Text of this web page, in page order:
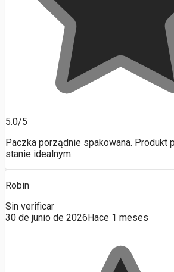
5.0/5
Paczka porządnie spakowana. Produkt
stanie idealnym.
Robin
Sin verificar
30 de junio de 2026Hace 1 meses